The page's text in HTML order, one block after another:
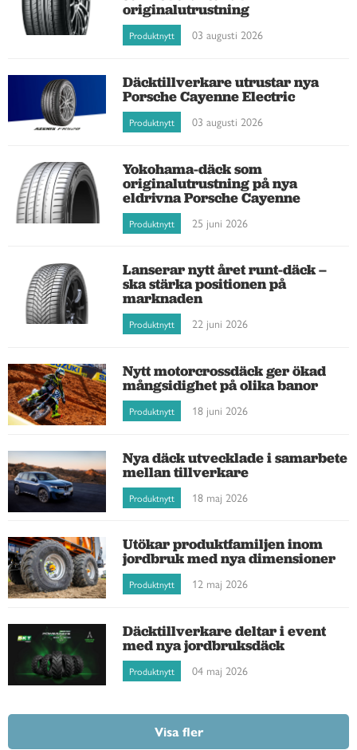
originalutrustning
Produktnytt 03 augusti 2026
Däcktillverkare utrustar nya
Porsche Cayenne Electric
Produktnytt 03 augusti 2026
Yokohama-däck som
originalutrustning på nya
eldrivna Porsche Cayenne
Produktnytt 25 juni 2026
Lanserar nytt året runt-däck –
ska stärka positionen på
marknaden
Produktnytt 22 juni 2026
Nytt motorcrossdäck ger ökad
mångsidighet på olika banor
Produktnytt 18 juni 2026
Nya däck utvecklade i samarbete
mellan tillverkare
Produktnytt 18 maj 2026
Utökar produktfamiljen inom
jordbruk med nya dimensioner
Produktnytt 12 maj 2026
Däcktillverkare deltar i event
med nya jordbruksdäck
Produktnytt 04 maj 2026
Visa fler